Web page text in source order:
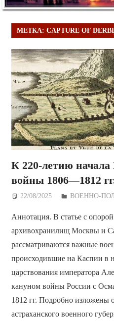
МЕТКА: CAPTURE OF
К 220-летию начала
войны 1806—1812
22/08/2025 Дежурный по
ВОЕННО-
Аннотация. В статье с
архивохранилищ Москвы и
рассматриваются важные
происходившие на Каспии в
царствования императора
кануном войны России с
1812 гг. Подробно изложены
астраханского военного